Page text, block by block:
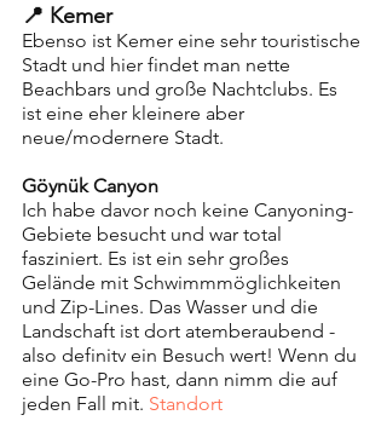
📍 Kemer
Ebenso ist Kemer eine sehr touristische
Stadt und hier findet man nette
Beachbars und große Nachtclubs. Es
ist eine eher kleinere aber
neue/modernere Stadt.
Göynük Canyon
Ich habe davor noch keine Canyoning-
Gebiete besucht und war total
fasziniert. Es ist ein sehr großes
Gelände mit Schwimmmöglichkeiten
und Zip-Lines. Das Wasser und die
Landschaft ist dort atemberaubend -
also definitv ein Besuch wert! Wenn du
eine Go-Pro hast, dann nimm die auf
jeden Fall mit. Standort